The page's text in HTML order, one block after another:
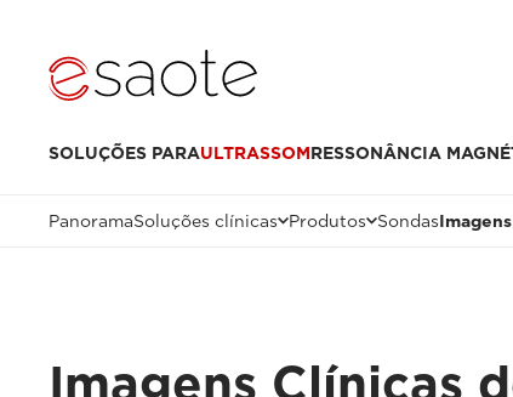
SOLUÇÕES PARAULTRASSOMRESSONÂNCIA
PanoramaSoluções clínicas Produtos Sondas
Imagens Clínicas